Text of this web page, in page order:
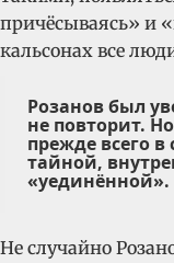
причёсываясь» и
кальсонах все
Розанов был
не повторит.
прежде всего
тайной,
«уединённой».
Не случайно